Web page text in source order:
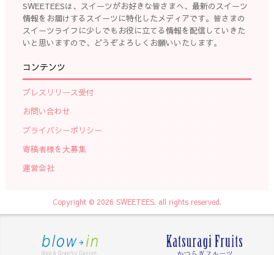
SWEETEESは、スイーツがお好きな皆さまへ、最新のスイーツ
情報をお届けするスイーツに特化したメディアです。皆さまの
スイーツライフに少しでもお役に立てる情報を配信していきた
いと思いますので、どうぞよろしくお願いいたします。
コンテンツ
プレスリリース受付
お問い合わせ
プライバシーポリシー
寄稿者様を大募集
運営会社
Copyright © 2026 SWEETEES. all rights reserved.